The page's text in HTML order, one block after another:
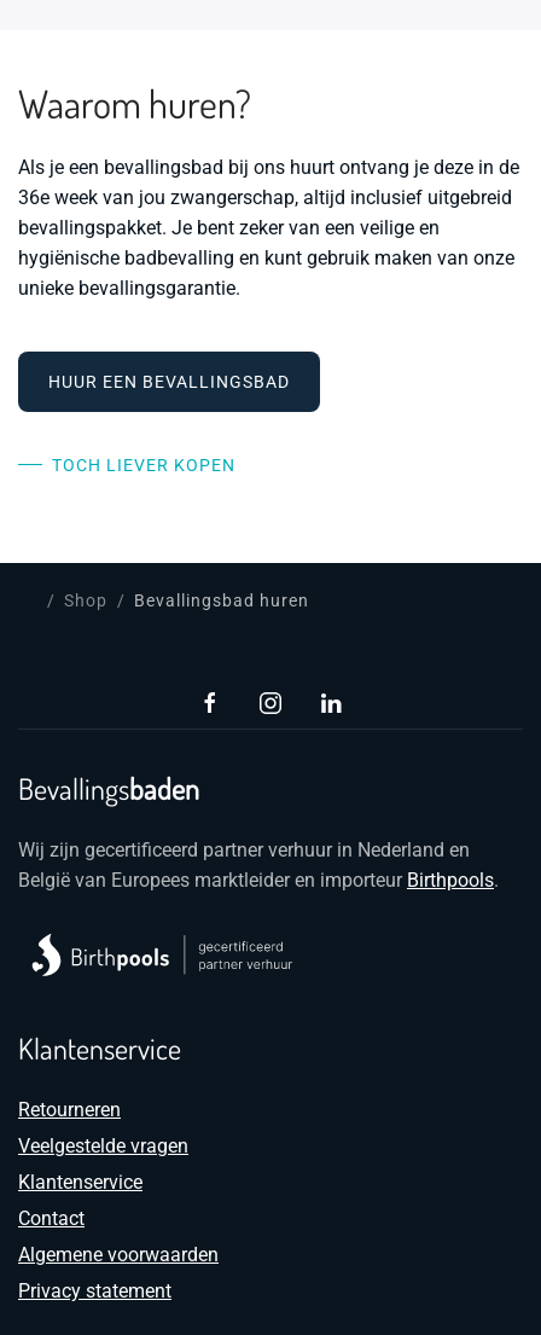
Waarom huren?
Als je een bevallingsbad bij ons huurt ontvang je deze in de
36e week van jou zwangerschap, altijd inclusief uitgebreid
bevallingspakket. Je bent zeker van een veilige en
hygiënische badbevalling en kunt gebruik maken van onze
unieke bevallingsgarantie.
HUUR EEN BEVALLINGSBAD
TOCH LIEVER KOPEN
Shop Bevallingsbad huren
Bevallingsbaden
Wij zijn gecertificeerd partner verhuur in Nederland en
België van Europees marktleider en importeur Birthpools.
Klantenservice
Retourneren
Veelgestelde vragen
Klantenservice
Contact
Algemene voorwaarden
Privacy statement